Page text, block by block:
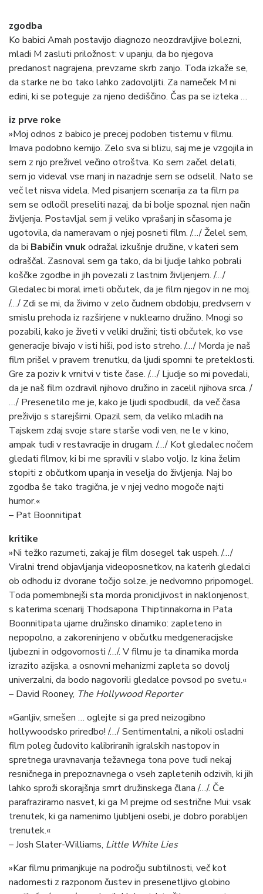
zgodba
Ko babici Amah postavijo diagnozo neozdravljive bolezni,
mladi M zasluti priložnost: v upanju, da bo njegova
predanost nagrajena, prevzame skrb zanjo. Toda izkaže se,
da starke ne bo tako lahko zadovoljiti. Za nameček M ni
edini, ki se poteguje za njeno dediščino. Čas pa se izteka …
iz prve roke
»Moj odnos z babico je precej podoben tistemu v filmu.
Imava podobno kemijo. Zelo sva si blizu, saj me je vzgojila in
sem z njo preživel večino otroštva. Ko sem začel delati,
sem jo videval vse manj in nazadnje sem se odselil. Nato se
več let nisva videla. Med pisanjem scenarija za ta film pa
sem se odločil preseliti nazaj, da bi bolje spoznal njen način
življenja. Postavljal sem ji veliko vprašanj in sčasoma je
ugotovila, da nameravam o njej posneti film. /…/ Želel sem,
da bi Babičin vnukodražal izkušnje družine, v kateri sem
odraščal. Zasnoval sem ga tako, da bi ljudje lahko pobrali
koščke zgodbe in jih povezali z lastnim življenjem. /…/
Gledalec bi moral imeti občutek, da je film njegov in ne moj.
/…/ Zdi se mi, da živimo v zelo čudnem obdobju, predvsem v
smislu prehoda iz razširjene v nuklearno družino. Mnogi so
pozabili, kako je živeti v veliki družini; tisti občutek, ko vse
generacije bivajo v isti hiši, pod isto streho. /…/ Morda je naš
film prišel v pravem trenutku, da ljudi spomni te preteklosti.
Gre za poziv k vrnitvi v tiste čase. /…/ Ljudje so mi povedali,
da je naš film ozdravil njihovo družino in zacelil njihova srca. /
…/ Presenetilo me je, kako je ljudi spodbudil, da več časa
preživijo s starejšimi. Opazil sem, da veliko mladih na
Tajskem zdaj svoje stare starše vodi ven, ne le v kino,
ampak tudi v restavracije in drugam. /…/ Kot gledalec nočem
gledati filmov, ki bi me spravili v slabo voljo. Iz kina želim
stopiti z občutkom upanja in veselja do življenja. Naj bo
zgodba še tako tragična, je v njej vedno mogoče najti
humor.«
– Pat Boonnitipat
kritike
»Ni težko razumeti, zakaj je film dosegel tak uspeh. /…/
Viralni trend objavljanja videoposnetkov, na katerih gledalci
ob odhodu iz dvorane točijo solze, je nedvomno pripomogel.
Toda pomembnejši sta morda pronicljivost in naklonjenost,
s katerima scenarij Thodsapona Thiptinnakorna in Pata
Boonnitipata ujame družinsko dinamiko: zapleteno in
nepopolno, a zakoreninjeno v občutku medgeneracijske
ljubezni in odgovornosti /…/. V filmu je ta dinamika morda
izrazito azijska, a osnovni mehanizmi zapleta so dovolj
univerzalni, da bodo nagovorili gledalce povsod po svetu.«
– David Rooney, The Hollywood Reporter
»Ganljiv, smešen … oglejte si ga pred neizogibno
hollywoodsko priredbo! /…/ Sentimentalni, a nikoli osladni
film poleg čudovito kalibriranih igralskih nastopov in
spretnega uravnavanja težavnega tona pove tudi nekaj
resničnega in prepoznavnega o vseh zapletenih odzivih, ki jih
lahko sproži skorajšnja smrt družinskega člana /…/. Če
parafraziramo nasvet, ki ga M prejme od sestrične Mui: vsak
trenutek, ki ga namenimo ljubljeni osebi, je dobro porabljen
trenutek.«
– Josh Slater-Williams, Little White Lies
»Kar filmu primanjkuje na področju subtilnosti, več kot
nadomesti z razponom čustev in presenetljivo globino